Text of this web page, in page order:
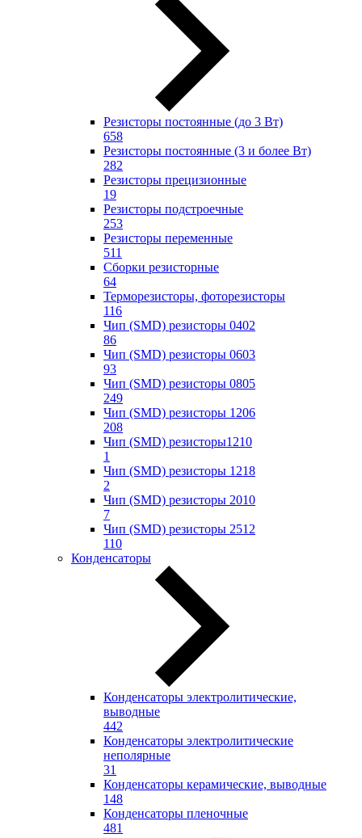
Резисторы постоянные (до 3 Вт)
658
Резисторы постоянные (3 и более Вт)
282
Резисторы прецизионные
19
Резисторы подстроечные
253
Резисторы переменные
511
Сборки резисторные
64
Терморезисторы, фоторезисторы
116
Чип (SMD) резисторы 0402
86
Чип (SMD) резисторы 0603
93
Чип (SMD) резисторы 0805
249
Чип (SMD) резисторы 1206
208
Чип (SMD) резисторы1210
1
Чип (SMD) резисторы 1218
2
Чип (SMD) резисторы 2010
7
Чип (SMD) резисторы 2512
110
Конденсаторы
Конденсаторы электролитические,
выводные
442
Конденсаторы электролитические
неполярные
31
Конденсаторы керамические, выводные
148
Конденсаторы пленочные
481